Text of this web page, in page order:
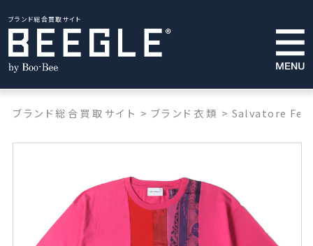
ブランド総合買取サイト
ブランド総合買取サイト > ブランド衣類 > Salvatore